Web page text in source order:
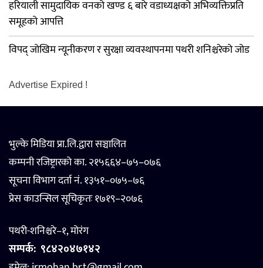
हरियाली सामुदायिक वनको खण्ड ६ बारे वडाध्यक्षको अभिव्यक्तिप्रति
समूहको आपत्ति
विपद् जोखिम न्यूनीकरण र सुरक्षा व्यवस्थापनमा पथरी शनिश्चरेको जोड
Advertise Expired !
भुल्के मिडिया प्रा.लि.द्वारा सञ्चालित
कम्पनी रजिष्ट्रारको का. २१५६६४–७५–०७६
सूचना विभाग दर्ता नं. १३५१–०७५–७६
प्रेस काउन्सिल सूचिकृतः १७१९–२०७६
पथरी-शनिश्चरे–१, मोरंग
सम्पर्क: ९८४२०४७१४२